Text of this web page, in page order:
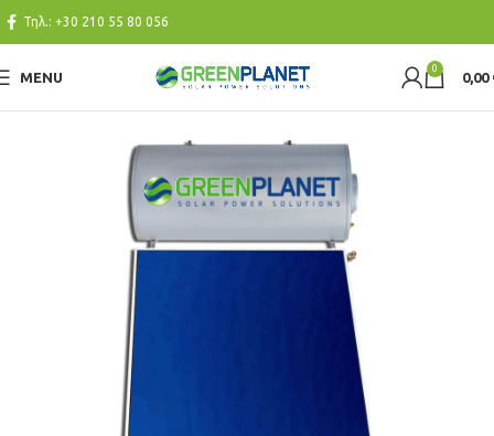
Τηλ.: +30 210 55 80 056
MENU
0
0,00